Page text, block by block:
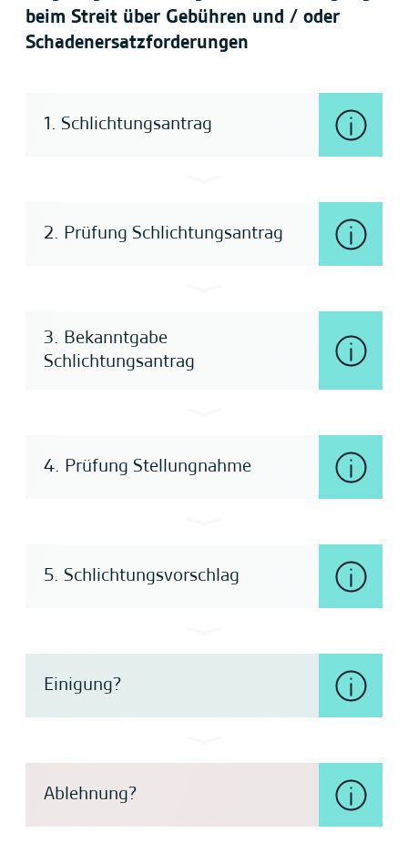
beim Streit über Gebühren und / oder
Schadenersatzforderungen
1. Schlichtungsantrag
2. Prüfung Schlichtungsantrag
3. Bekanntgabe
Schlichtungsantrag
4. Prüfung Stellungnahme
5. Schlichtungsvorschlag
Einigung?
Ablehnung?